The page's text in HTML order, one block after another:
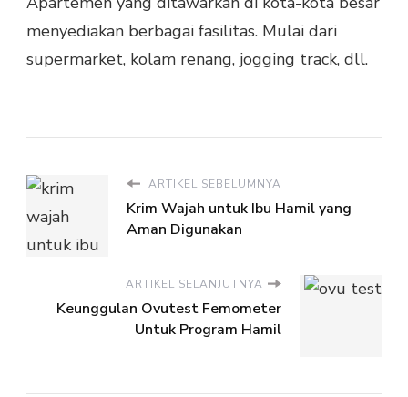
menyediakan berbagai fasilitas. Mulai dari
supermarket, kolam renang, jogging track, dll.
ARTIKEL SEBELUMNYA
Krim Wajah untuk Ibu Hamil yang
Aman Digunakan
ARTIKEL SELANJUTNYA
Keunggulan Ovutest Femometer
Untuk Program Hamil